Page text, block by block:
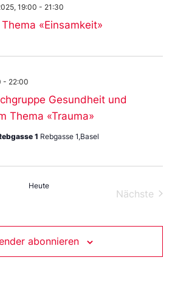
«Einsamkeit»
19:00 - 21:30
Gesundheit und
Thema «Trauma»
- 22:00
1 Rebgasse 1,Basel
Heute
Nächste
abonnieren